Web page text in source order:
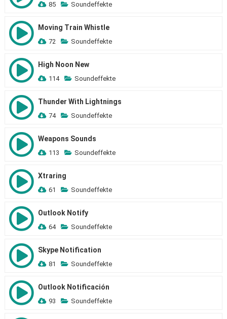
85 Soundeffekte
Moving Train Whistle
72 Soundeffekte
High Noon New
114 Soundeffekte
Thunder With Lightnings
74 Soundeffekte
Weapons Sounds
113 Soundeffekte
Xtraring
61 Soundeffekte
Outlook Notify
64 Soundeffekte
Skype Notification
81 Soundeffekte
Outlook Notificación
93 Soundeffekte